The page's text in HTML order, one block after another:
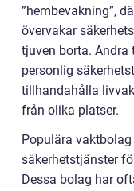
”hembevakning”,
övervakar
tjuven borta. Andra
personlig
tillhandahålla
från olika platser.
Populära
säkerhetstjänster
Dessa bolag har